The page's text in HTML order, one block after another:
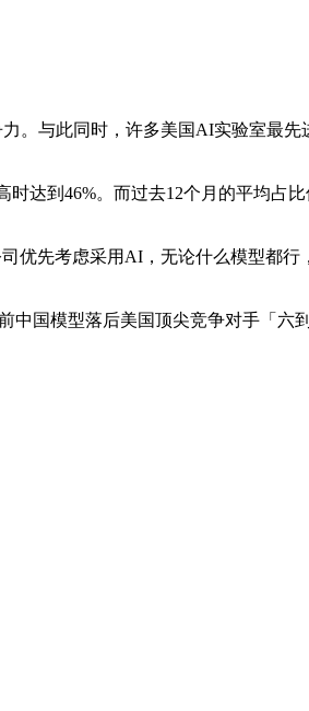
。与此同时，许多美国AI实验室最先
达到46%。而过去12个月的平均占比
优先考虑采用AI，无论什么模型都行
国模型落后美国顶尖竞争对手「六到